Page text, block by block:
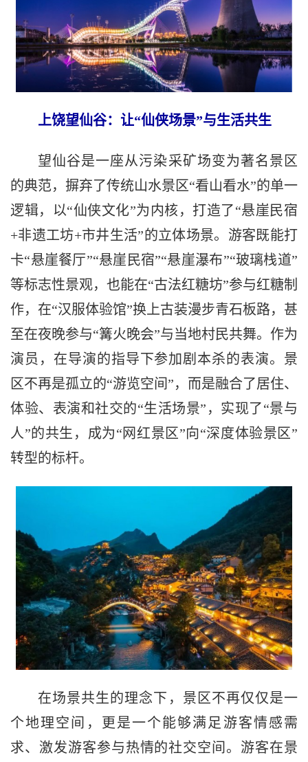
上饶望仙谷：让“仙侠场景”与生活共生
望仙谷是一座从污染采矿场变为著名景区
的典范，摒弃了传统山水景区“看山看水”的单一
逻辑，以“仙侠文化”为内核，打造了“悬崖民宿
+非遗工坊+市井生活”的立体场景。游客既能打
卡“悬崖餐厅”“悬崖民宿”“悬崖瀑布”“玻璃栈道”
等标志性景观，也能在“古法红糖坊”参与红糖制
作，在“汉服体验馆”换上古装漫步青石板路，甚
至在夜晚参与“篝火晚会”与当地村民共舞。作为
演员，在导演的指导下参加剧本杀的表演。景
区不再是孤立的“游览空间”，而是融合了居住、
体验、表演和社交的“生活场景”，实现了“景与
人”的共生，成为“网红景区”向“深度体验景区”
转型的标杆。
在场景共生的理念下，景区不再仅仅是一
个地理空间，更是一个能够满足游客情感需
求、激发游客参与热情的社交空间。游客在景